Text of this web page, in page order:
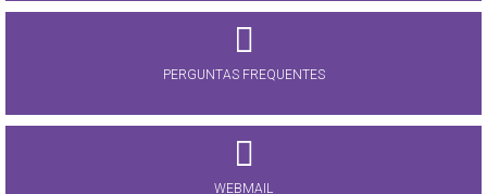
PERGUNTAS FREQUENTES
WEBMAIL